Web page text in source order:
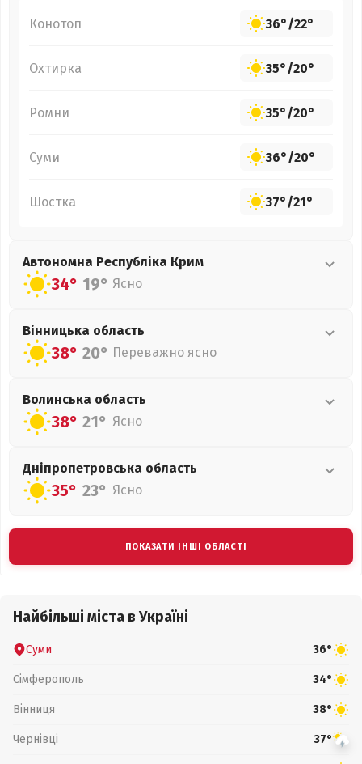
Конотоп 36°/22°
Охтирка 35°/20°
Ромни 35°/20°
Суми 36°/20°
Шостка 37°/21°
Автономна Республіка Крим
34° 19° Ясно
Вінницька область
38° 20° Переважно ясно
Волинська область
38° 21° Ясно
Дніпропетровська область
35° 23° Ясно
ПОКАЗАТИ ІНШІ ОБЛАСТІ
Найбільші міста в Україні
Суми 36°
Сімферополь 34°
Вінниця 38°
Чернівці 37°